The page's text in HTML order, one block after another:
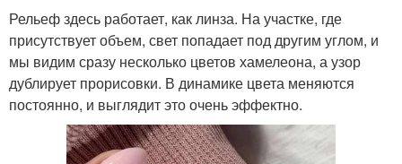
Рельеф здесь работает, как линза. На участке, где
присутствует объем, свет попадает под другим углом, и
мы видим сразу несколько цветов хамелеона, а узор
дублирует прорисовки. В динамике цвета меняются
постоянно, и выглядит это очень эффектно.